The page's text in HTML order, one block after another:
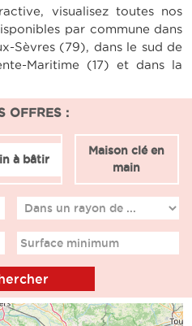
visualisez toutes nos
par commune dans
Sèvres (79), dans le sud de
Maritime (17) et dans la
OFFRES :
à bâtir
Maison clé en
main
Surface minimum